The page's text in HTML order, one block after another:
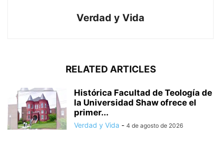
Verdad y Vida
RELATED ARTICLES
Histórica Facultad de Teología de
la Universidad Shaw ofrece el
primer...
Verdad y Vida - 4 de agosto de 2026